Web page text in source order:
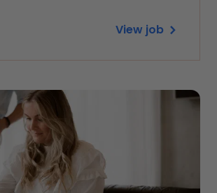
View job